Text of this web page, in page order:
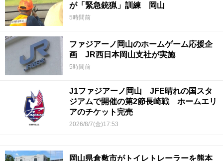
が「緊急銃猟」訓練 岡山
5時間前
ファジアーノ岡山のホームゲーム応援企
画 JR西日本岡山支社が実施
5時間前
J1ファジアーノ岡山 JFE晴れの国スタ
ジアムで開催の第2節長崎戦 ホームエリ
アのチケット完売
2026/8/7(金)17:53
岡山県倉敷市がトイレトレーラーを熊本